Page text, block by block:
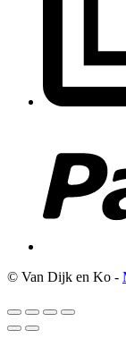
© Van Dijk en Ko -